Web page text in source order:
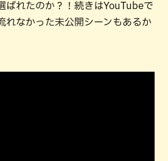
ばれたのか？！続きはYouTubeで
れなかった未公開シーンもあるか